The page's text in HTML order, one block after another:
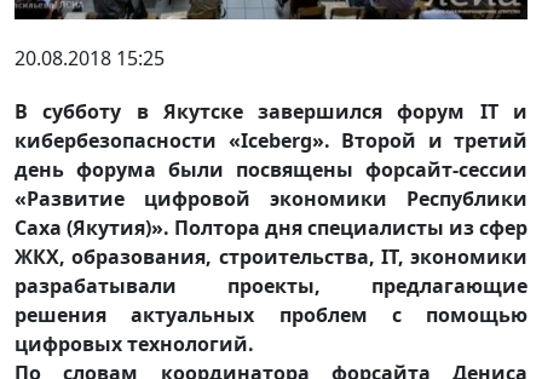
20.08.2018 15:25
В субботу в Якутске завершился форум IT и
кибербезопасности «Iceberg». Второй и третий
день форума были посвящены форсайт-сессии
«Развитие цифровой экономики Республики
Саха (Якутия)». Полтора дня специалисты из сфер
ЖКХ, образования, строительства, IT, экономики
разрабатывали проекты, предлагающие
решения актуальных проблем с помощью
цифровых технологий.
По словам координатора форсайта Дениса